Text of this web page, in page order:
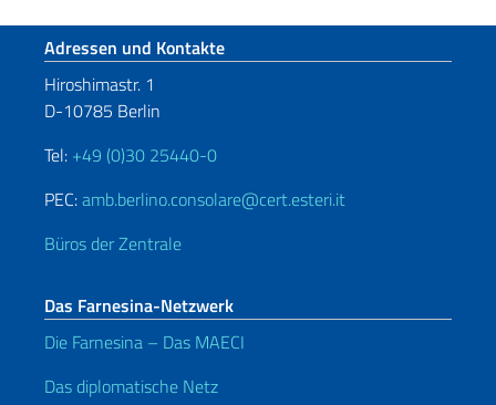
Fußbereich
Adressen und Kontakte
Hiroshimastr. 1
D-10785 Berlin
Tel: +49 (0)30 25440-0
PEC:amb.berlino.consolare@cert.esteri.it
Büros der Zentrale
Das Farnesina-Netzwerk
Die Farnesina – Das MAECI
Das diplomatische Netz